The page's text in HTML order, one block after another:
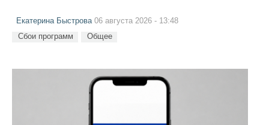
Екатерина Быстрова06 августа 2026 - 13:48
Сбои программ Общее